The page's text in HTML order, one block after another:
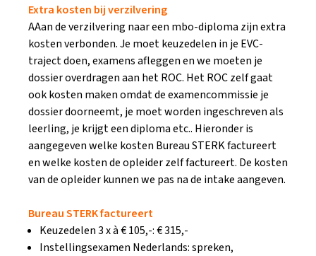
Extra kosten bij verzilvering
AAan de verzilvering naar een mbo-diploma zijn extra
kosten verbonden. Je moet keuzedelen in je EVC-
traject doen, examens afleggen en we moeten je
dossier overdragen aan het ROC. Het ROC zelf gaat
ook kosten maken omdat de examencommissie je
dossier doorneemt, je moet worden ingeschreven als
leerling, je krijgt een diploma etc.. Hieronder is
aangegeven welke kosten Bureau STERK factureert
en welke kosten de opleider zelf factureert. De kosten
van de opleider kunnen we pas na de intake aangeven.
Bureau STERK factureert
Keuzedelen 3 x à € 105,-: € 315,-
Instellingsexamen Nederlands: spreken,